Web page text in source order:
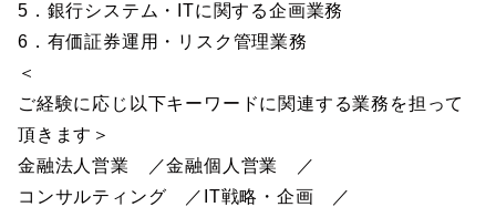
5．銀行システム・ITに関する企画業務
6．有価証券運用・リスク管理業務
＜
ご経験に応じ以下キーワードに関連する業務を担って
頂きます＞
金融法人営業 ／金融個人営業 ／
コンサルティング ／IT戦略・企画 ／